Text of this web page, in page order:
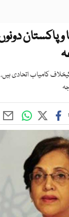
و پاکستان
کامیاب اتحادی